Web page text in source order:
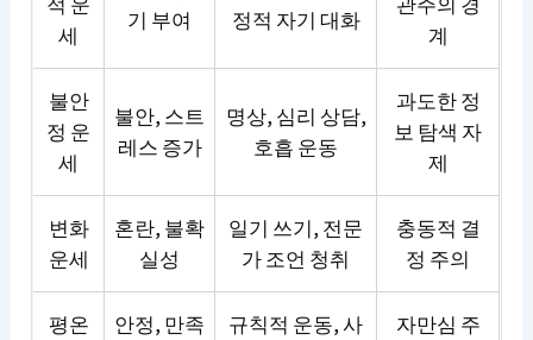
세
기 부여
정적 자기 대화
계
불안
정 운
세
불안, 스트
레스 증가
명상, 심리 상담,
호흡 운동
과도한 정
보 탐색 자
제
변화
운세
혼란, 불확
실성
일기 쓰기, 전문
가 조언 청취
충동적 결
정 주의
평온
안정, 만족
규칙적 운동, 사
자만심 주